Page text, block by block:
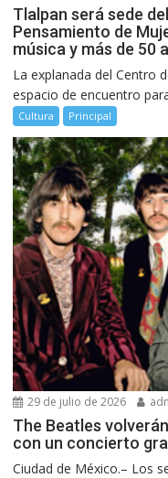
Tlalpan será sede
Pensamiento de
música y más de 50
La explanada del Centro
espacio de encuentro
Cultura Principal
29 de julio de 2026
The Beatles
con un concierto
Ciudad de México.– Los